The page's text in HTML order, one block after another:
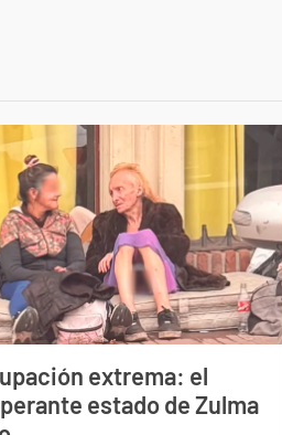
extrema: el
estado de Zulma